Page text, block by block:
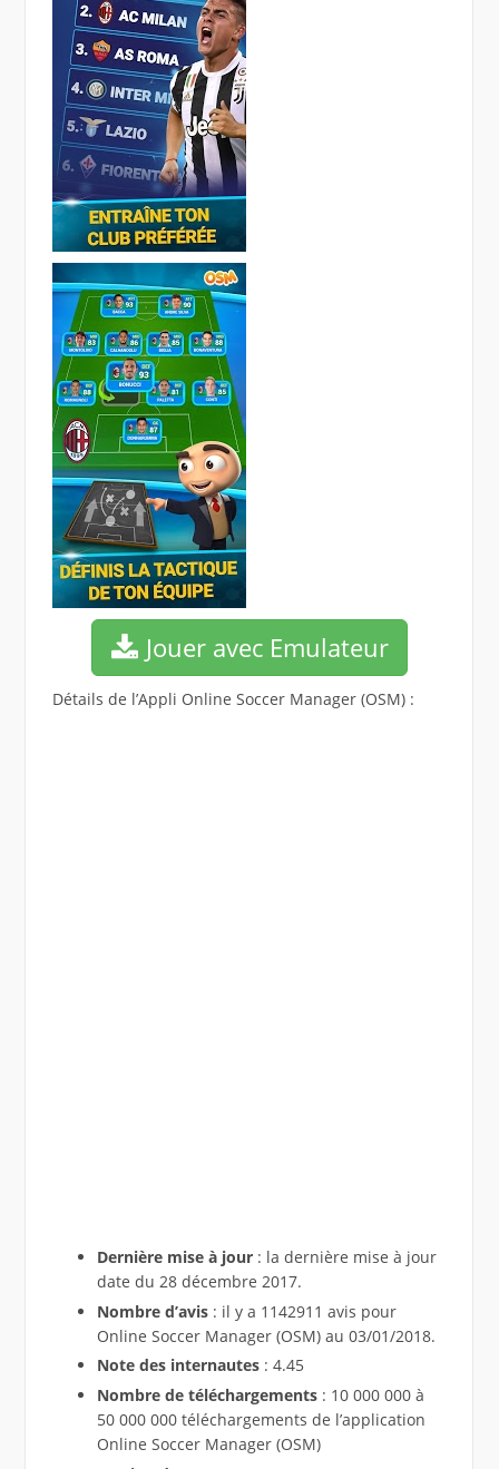
Jouer avec Emulateur
Détails de l’Appli Online Soccer Manager (OSM) :
Dernière mise à jour: la dernière mise à jour
date du 28 décembre 2017.
Nombre d’avis: il y a 1142911 avis pour
Online Soccer Manager (OSM) au 03/01/2018.
Note des internautes: 4.45
Nombre de téléchargements : 10 000 000 à
50 000 000 téléchargements de l’application
Online Soccer Manager (OSM)